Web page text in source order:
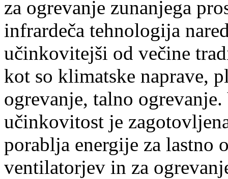
za ogrevanje zunanjega
infrardeča tehnologija
učinkovitejši od večine
kot so klimatske naprave,
ogrevanje, talno
učinkovitost je
porablja energije za lastno
ventilatorjev in za